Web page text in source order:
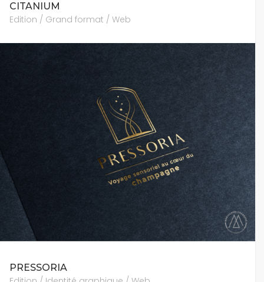
CITANIUM
Edition / Grand format / Web
PRESSORIA